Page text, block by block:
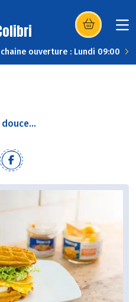
(s’ouvre dans
ouverture : Lundi 09:00